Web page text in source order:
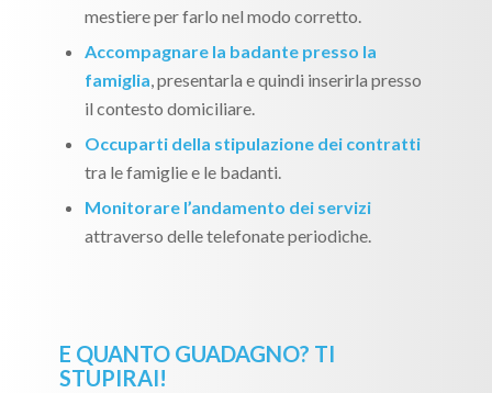
mestiere per farlo nel modo corretto.
Accompagnare la badante presso la
famiglia, presentarla e quindi inserirla presso
il contesto domiciliare.
Occuparti della stipulazione dei contratti
tra le famiglie e le badanti.
Monitorare l’andamento dei servizi
attraverso delle telefonate periodiche.
E QUANTO GUADAGNO? TI
STUPIRAI!